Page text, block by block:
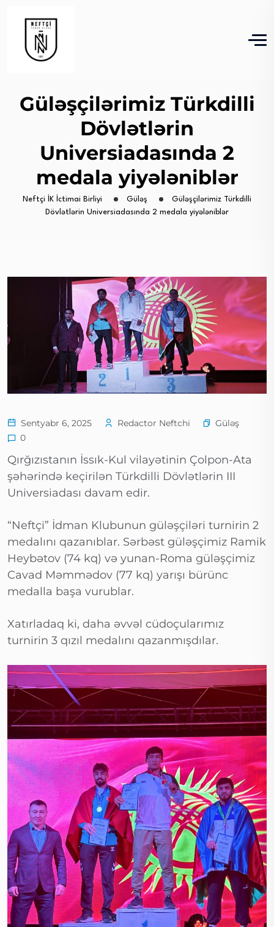
Güləşçilərimiz Türkdilli
Dövlətlərin
Universiadasında 2
medala yiyələniblər
Neftçi İK İctimai Birliyi Güləş
Güləşçilərimiz Türkdilli
Dövlətlərin Universiadasında 2 medala yiyələniblər
Sentyabr 6, 2025 Redactor Neftchi
Güləş
0
Qırğızıstanın İssık-Kul vilayətinin Çolpon-Ata
şəhərində keçirilən Türkdilli Dövlətlərin III
Universiadası davam edir.
“Neftçi” İdman Klubunun güləşçiləri turnirin 2
medalını qazanıblar. Sərbəst güləşçimiz Ramik
Heybətov (74 kq) və yunan-Roma güləşçimiz
Cavad Məmmədov (77 kq) yarışı bürünc
medalla başa vurublar.
Xatırladaq ki, daha əvvəl cüdoçularımız
turnirin 3 qızıl medalını qazanmışdılar.